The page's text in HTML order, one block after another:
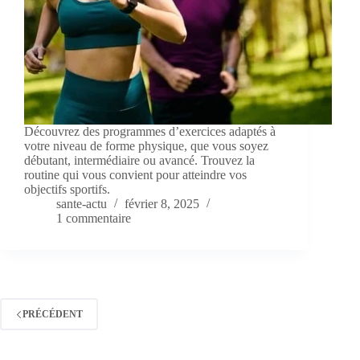
Découvrez des programmes d’exercices adaptés à
votre niveau de forme physique, que vous soyez
débutant, intermédiaire ou avancé. Trouvez la
routine qui vous convient pour atteindre vos
objectifs sportifs.
sante-actu
février 8, 2025
1 commentaire
PRÉCÉDENT